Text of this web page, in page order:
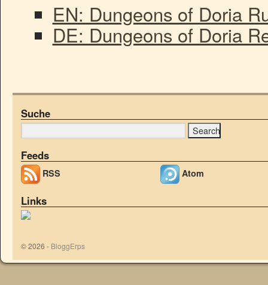
EN: Dungeons of Doria
DE: Dungeons of Doria
Suche
Feeds
RSS Atom
Links
© 2026 - BloggErps